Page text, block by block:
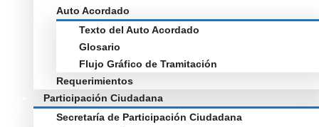
Auto Acordado
Texto del Auto Acordado
Glosario
Flujo Gráfico de Tramitación
Requerimientos
Participación Ciudadana
Secretaría de Participación Ciudadana